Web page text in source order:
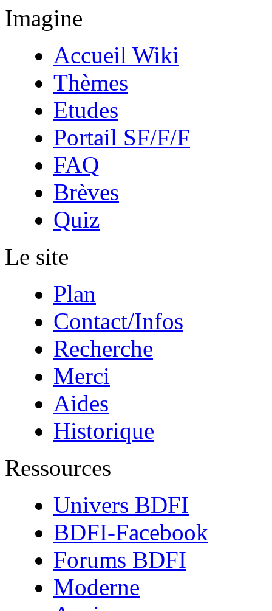
Imagine
Accueil Wiki
Thèmes
Etudes
Portail SF/F/F
FAQ
Brèves
Quiz
Le site
Plan
Contact/Infos
Recherche
Merci
Aides
Historique
Ressources
Univers BDFI
BDFI-Facebook
Forums BDFI
Moderne